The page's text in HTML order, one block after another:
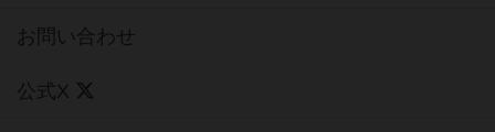
お問い合わせ
公式X